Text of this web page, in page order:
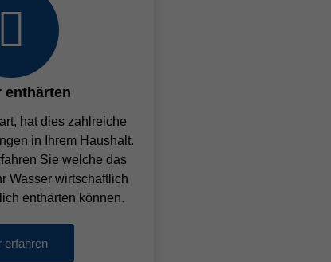
enthärten
hat dies zahlreiche
in Ihrem Haushalt.
Sie welche das
Wasser wirtschaftlich
enthärten können.
erfahren